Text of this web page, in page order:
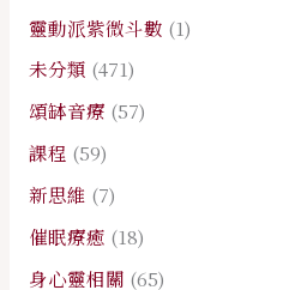
靈動派紫微斗數 (1)
未分類 (471)
頌缽音療 (57)
課程 (59)
新思維 (7)
催眠療癒 (18)
身心靈相關 (65)